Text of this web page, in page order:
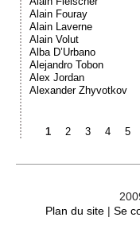
Alain Fouray
Alain Laverne
Alain Volut
Alba D’Urbano
Alejandro Tobon
Alex Jordan
Alexander Zhyvotkov
1 2 3 4 5
Plan du site| Se